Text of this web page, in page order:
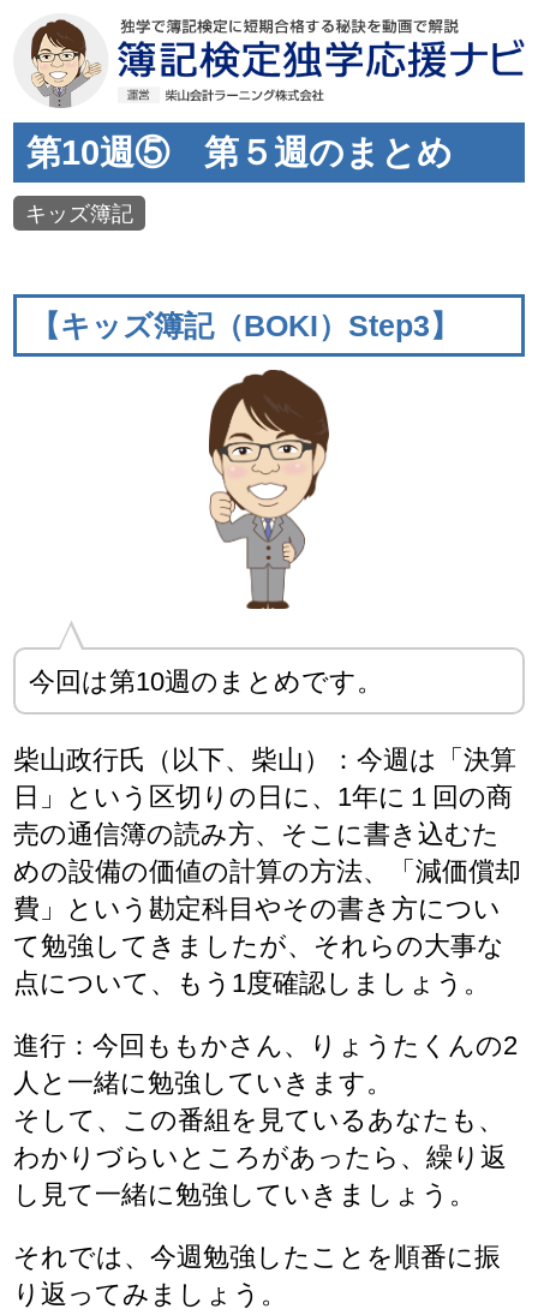
第10週⑤ 第５週のまとめ
キッズ簿記
【キッズ簿記（BOKI）Step3】
今回は第10週のまとめです。
柴山政行氏（以下、柴山）：今週は「決算
日」という区切りの日に、1年に１回の商
売の通信簿の読み方、そこに書き込むた
めの設備の価値の計算の方法、「減価償却
費」という勘定科目やその書き方につい
て勉強してきましたが、それらの大事な
点について、もう1度確認しましょう。
進行：今回ももかさん、りょうたくんの2
人と一緒に勉強していきます。
そして、この番組を見ているあなたも、
わかりづらいところがあったら、繰り返
し見て一緒に勉強していきましょう。
それでは、今週勉強したことを順番に振
り返ってみましょう。